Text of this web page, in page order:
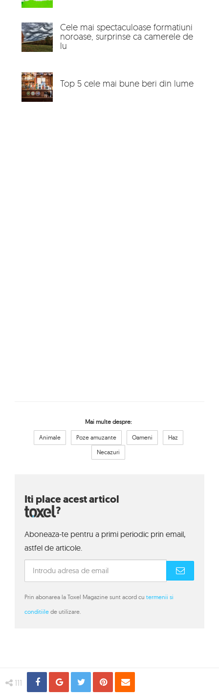
111 Share Distribuie
Tweet Pin
Cele mai spectaculoase formatiuni
noroase, surprinse ca camerele de
lu
Top 5 cele mai bune beri din lume
Mai multe despre:
Animale Poze amuzante Oameni
Haz
Necazuri
Iti place acest articol
?
Aboneaza-te pentru a primi periodic prin email,
astfel de articole.
Prin abonarea la Toxel Magazine sunt acord cu termenii si
conditiile de utilizare.